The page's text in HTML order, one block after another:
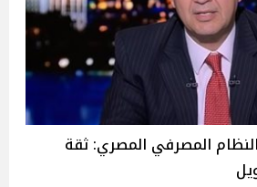
المصرفي المصري: ثقة